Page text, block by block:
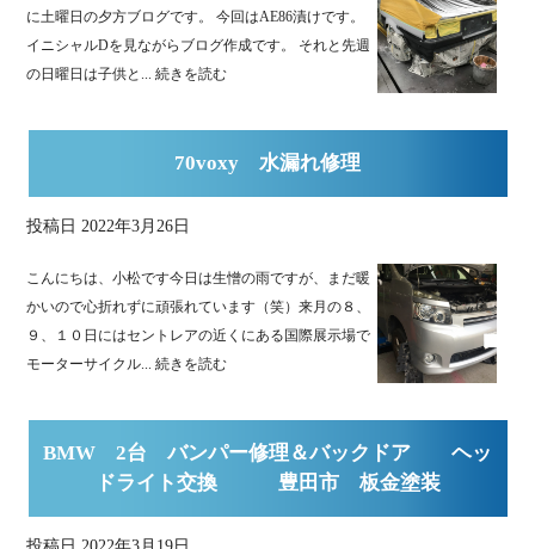
に土曜日の夕方ブログです。 今回はAE86漬けです。
イニシャルDを見ながらブログ作成です。 それと先週
の日曜日は子供と...続きを読む
70voxy 水漏れ修理
投稿日 2022年3月26日
こんにちは、小松です今日は生憎の雨ですが、まだ暖
かいので心折れずに頑張れています（笑）来月の８、
９、１０日にはセントレアの近くにある国際展示場で
モーターサイクル...続きを読む
BMW 2台 バンパー修理＆バックドア ヘッ
ドライト交換 豊田市 板金塗装